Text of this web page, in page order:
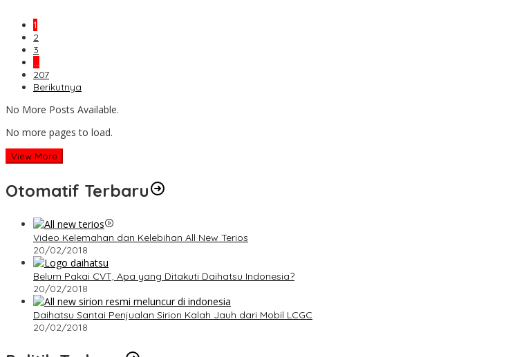
1
2
3
…
207
Berikutnya
No More Posts Available.
No more pages to load.
View More
Otomatif Terbaru
Video Kelemahan dan Kelebihan All New Terios
20/02/2018
Belum Pakai CVT, Apa yang Ditakuti Daihatsu Indonesia?
20/02/2018
Daihatsu Santai Penjualan Sirion Kalah Jauh dari Mobil LCGC
20/02/2018